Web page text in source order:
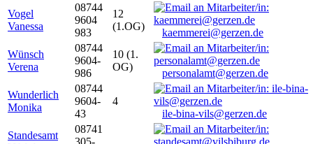
Vogel
Vanessa
08744
9604
983
12
(1.OG)
kaemmerei@gerzen.de
Wünsch
Verena
08744
9604-
986
10 (1.
OG)
personalamt@gerzen.de
Wunderlich
Monika
08744
9604-
43
4
ile-bina-vils@gerzen.de
Standesamt
08741
305-